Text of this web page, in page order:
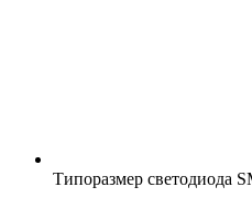
Типоразмер светодиода